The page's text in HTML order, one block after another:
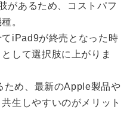
があるため、コストパフ
。
iPad9が終売となった時
して選択肢に上がりま
ため、最新のApple製品や
生しやすいのがメリット